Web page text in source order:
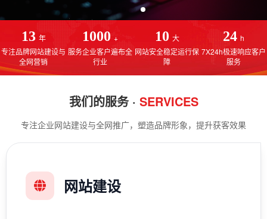
13 年
专注品牌网站建设与
全网营销
1000 +
服务企业客户遍布全
行业
10 大
网站安全稳定运行保
障
24 h
7X24h极速响应客户
服务
我们的服务 · SERVICES
专注企业网站建设与全网推广，塑造品牌形象，提升获客效果
网站建设